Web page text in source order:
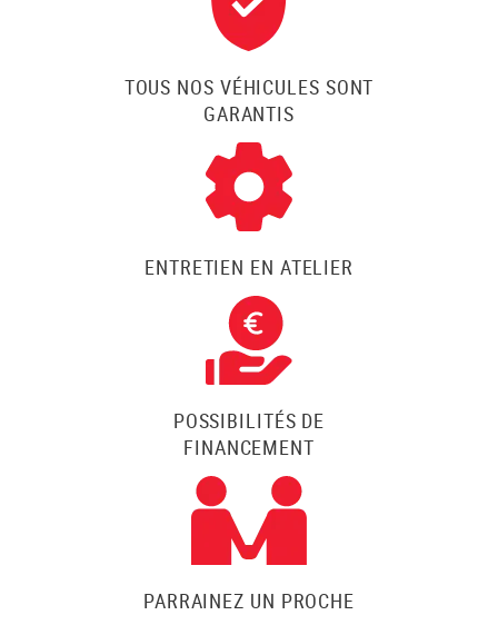
TOUS NOS VÉHICULES SONT
GARANTIS
ENTRETIEN EN ATELIER
POSSIBILITÉS DE
FINANCEMENT
PARRAINEZ UN PROCHE